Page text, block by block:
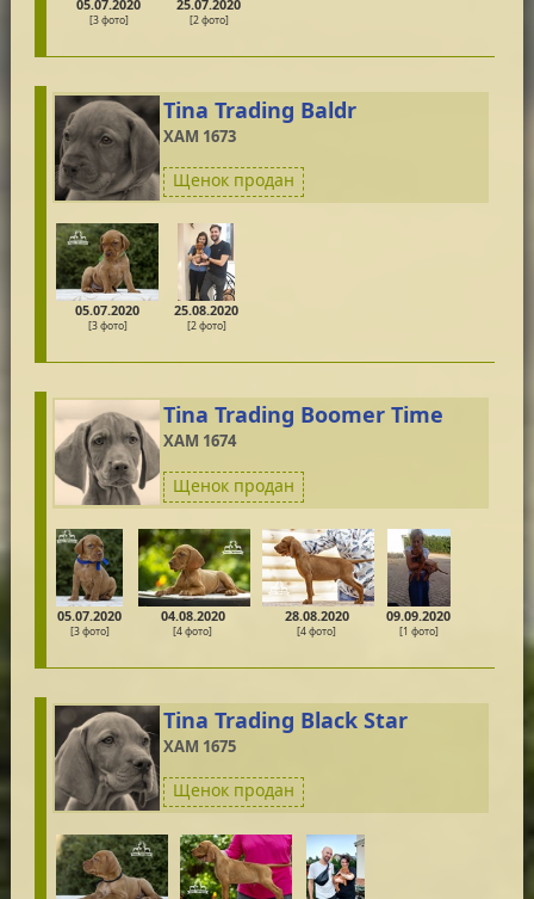
05.07.2020
[3 фото]
25.07.2020
[2 фото]
Tina Trading Baldr
XAM 1673
Щенок продан
05.07.2020
[3 фото]
25.08.2020
[2 фото]
Tina Trading Boomer Time
XAM 1674
Щенок продан
05.07.2020
[3 фото]
04.08.2020
[4 фото]
28.08.2020
[4 фото]
09.09.2020
[1 фото]
Tina Trading Black Star
XAM 1675
Щенок продан